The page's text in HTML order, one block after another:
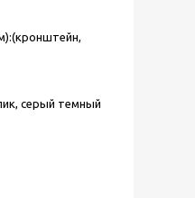
серый темный